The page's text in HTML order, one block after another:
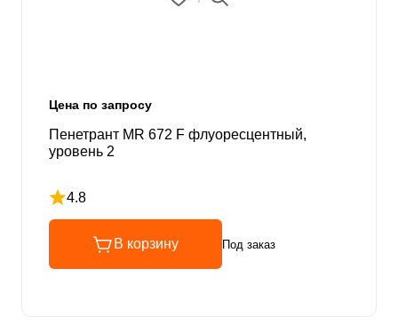
Цена по запросу
Пенетрант MR 672 F флуоресцентный,
уровень 2
4.8
Рейтинг 4.8 из 5
В корзину Под заказ